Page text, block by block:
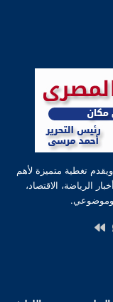
تغطية متميزة لأهم
الرياضة، الاقتصاد،
وموضوعي.
واتساب